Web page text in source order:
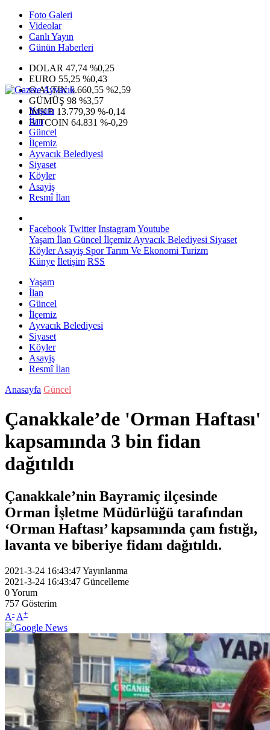
Foto Galeri
Videolar
Canlı Yayın
Günün Haberleri
DOLAR 47,74 %0,25
EURO 55,25 %0,43
G.ALTIN6.660,55 %2,59
GÜMÜŞ 98 %3,57
IMKB 13.779,39 %-0,14
BITCOIN 64.831 %-0,29
Yaşam
İlan
Güncel
İlçemiz
Ayvacık Belediyesi
Siyaset
Köyler
Asayiş
Resmî İlan
Facebook Twitter InstagramYoutube
Yaşam İlan Güncel İlçemiz Ayvacık Belediyesi Siyaset
KöylerAsayiş SporTarım Ve Ekonomi Turizm
Künye İletişim RSS
Yaşam
İlan
Güncel
İlçemiz
Ayvacık Belediyesi
Siyaset
Köyler
Asayiş
Resmî İlan
Anasayfa Güncel
Çanakkale’de 'Orman Haftası'
kapsamında 3 bin fidan
dağıtıldı
Çanakkale’nin Bayramiç ilçesinde
Orman İşletme Müdürlüğü tarafından
‘Orman Haftası’ kapsamında çam fıstığı,
lavanta ve biberiye fidanı dağıtıldı.
2021-3-24 16:43:47Yayınlanma
2021-3-24 16:43:47 Güncelleme
0Yorum
757 Gösterim
A- A+